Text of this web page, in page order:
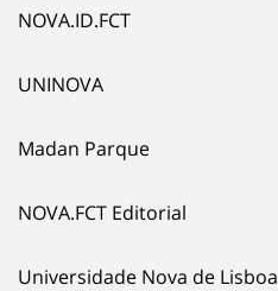
NOVA.ID.FCT
UNINOVA
Madan Parque
NOVA.FCT Editorial
Universidade Nova de Lisboa